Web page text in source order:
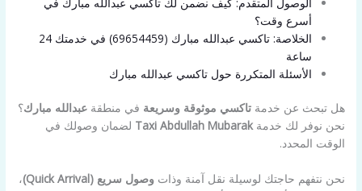
أسرع وقت؟
الخلاصة: تاكسي عبدالله مبارك (69654459) في خدمتك 24
ساعة
الأسئلة المتكررة حول تاكسي عبدالله مبارك
هل تبحث عن خدمةتاكسي موثوقة وسريعة في منطقةعبدالله مبارك؟
نحن نوفر لك خدمةTaxi Abdullah Mubarak لضمان وصولك في
الوقت المحدد.
نحن نتفهم حاجتك لوسيلة نقل آمنة وذاتوصول سريع (Quick Arrival)
،